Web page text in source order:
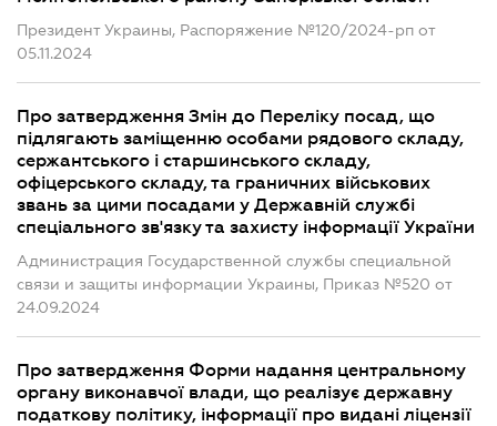
Президент Украины, Распоряжение №120/2024-рп от
05.11.2024
Про затвердження Змін до Переліку посад, що
підлягають заміщенню особами рядового складу,
сержантського і старшинського складу,
офіцерського складу, та граничних військових
звань за цими посадами у Державній службі
спеціального зв'язку та захисту інформації України
Администрация Государственной службы специальной
связи и защиты информации Украины, Приказ №520 от
24.09.2024
Про затвердження Форми надання центральному
органу виконавчої влади, що реалізує державну
податкову політику, інформації про видані ліцензії